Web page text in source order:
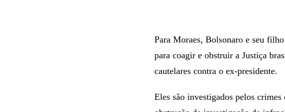
Para Moraes, Bolsonaro e seu
para coagir e obstruir a Justiça
cautelares contra o ex-presidente.
Eles são investigados pelos